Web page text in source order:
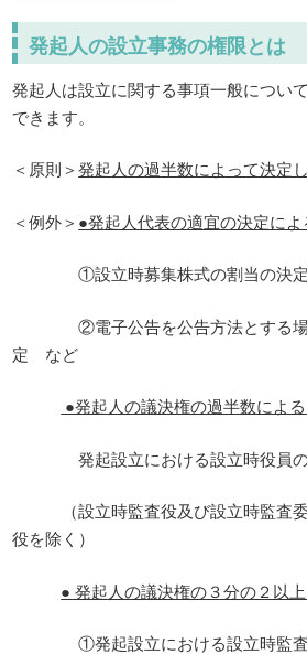
発起人の設立事務の権限とは
発起人は設立に関する事項一般につい
できます。
＜原則＞発起人の過半数によって決定し
＜例外＞ ●発起人代表の適宜の決定に
①設立時募集株式の割当の決定
②電子公告を公告方法とする場
定 など
●発起人の議決権の過半数によ
発起設立における設立時役員の
（設立時監査役及び設立時監査委
役を除く）
● 発起人の議決権の３分の２以
①発起設立における設立時監査